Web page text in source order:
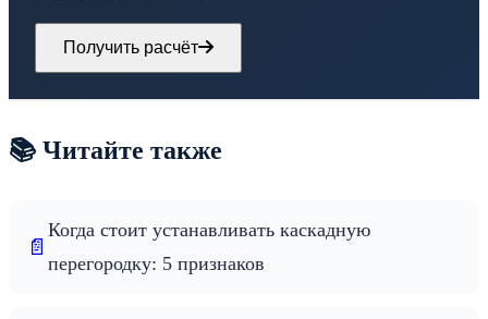
Получить расчёт
📚 Читайте также
📄
Когда стоит устанавливать каскадную
перегородку: 5 признаков